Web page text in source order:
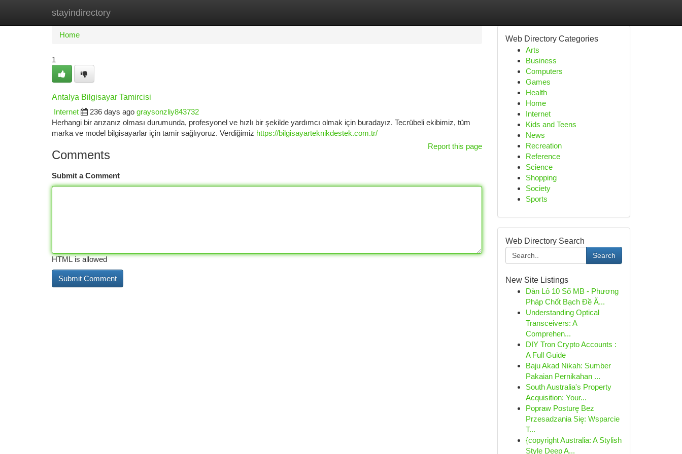
stayindirectory
Home New Site Listings
Home
1
Antalya Bilgisayar Tamircisi
Internet
236 days ago graysonzliy843732
Herhangi bir arızanız olması durumunda, profesyonel ve hızlı bir şekilde yardımcı olmak için buradayız. Tecrübeli ekibimiz, tüm
marka ve model bilgisayarlar için tamir sağlıyoruz. Verdiğimiz https://bilgisayarteknikdestek.com.tr/
Report this page
Comments
Submit a Comment
HTML is allowed
Web Directory Categories
Arts
Business
Computers
Games
Health
Home
Internet
Kids and Teens
News
Recreation
Reference
Science
Shopping
Society
Sports
Web Directory Search
Search
New Site Listings
Dàn Lô 10 Số MB - Phương
Pháp Chốt Bạch Đề Ă...
Understanding Optical
Transceivers: A
Comprehen...
DIY Tron Crypto Accounts :
A Full Guide
Baju Akad Nikah: Sumber
Pakaian Pernikahan ...
South Australia's Property
Acquisition: Your...
Popraw Posturę Bez
Przesadzania Się: Wsparcie
T...
{copyright Australia: A Stylish
Style Deep A...